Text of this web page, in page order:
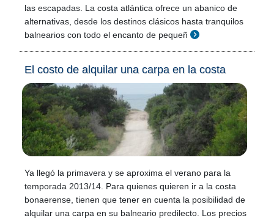
las escapadas. La costa atlántica ofrece un abanico de
alternativas, desde los destinos clásicos hasta tranquilos
balnearios con todo el encanto de pequeñ
El costo de alquilar una carpa en la costa
Ya llegó la primavera y se aproxima el verano para la
temporada 2013/14. Para quienes quieren ir a la costa
bonaerense, tienen que tener en cuenta la posibilidad de
alquilar una carpa en su balneario predilecto. Los precios